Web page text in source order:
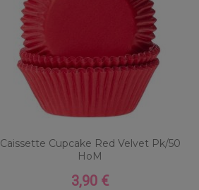
Caissette Cupcake Red Velvet Pk/50
HoM
Prix
3,90 €